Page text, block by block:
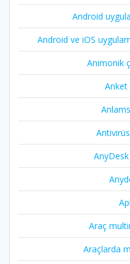
Android
Android ve iOS
Animonik
Araç
Araçlarda